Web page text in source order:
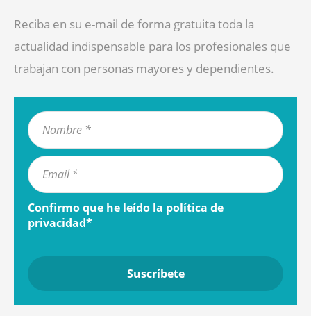
Reciba en su e-mail de forma gratuita toda la
actualidad indispensable para los profesionales que
trabajan con personas mayores y dependientes.
Confirmo que he leído la política de
privacidad*